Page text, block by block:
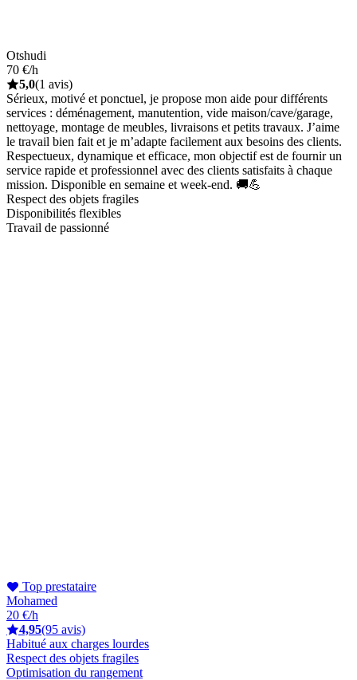
Otshudi
70 €/h
5,0(1 avis)
Sérieux, motivé et ponctuel, je propose mon aide pour différents
services : déménagement, manutention, vide maison/cave/garage,
nettoyage, montage de meubles, livraisons et petits travaux. J’aime
le travail bien fait et je m’adapte facilement aux besoins des clients.
Respectueux, dynamique et efficace, mon objectif est de fournir un
service rapide et professionnel avec des clients satisfaits à chaque
mission. Disponible en semaine et week-end. 🚚💪
Respect des objets fragiles
Disponibilités flexibles
Travail de passionné
Top prestataire
Mohamed
20 €/h
4,95(95 avis)
Habitué aux charges lourdes
Respect des objets fragiles
Optimisation du rangement